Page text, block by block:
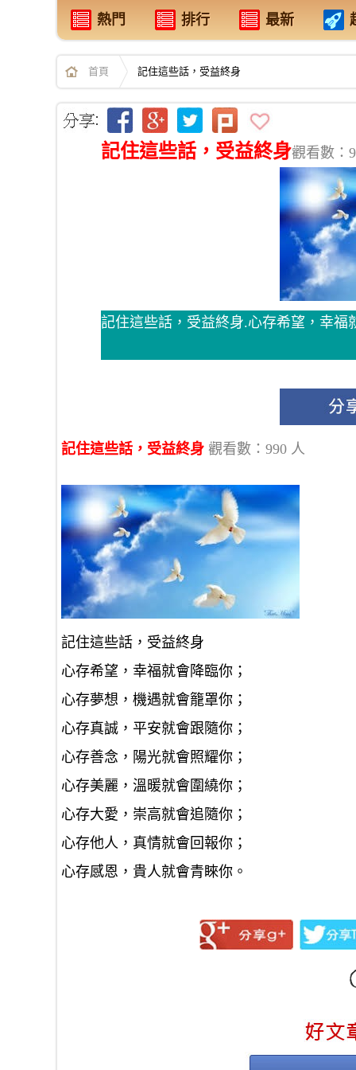
熱門 排行 最新
首頁 記住這些話，受益終身
記住這些話，受益終身觀看數：
記住這些話，受益終身.心存希望，幸
記住這些話，受益終身 觀看數：990 人
記住這些話，受益終身
心存希望，幸福就會降臨你；
心存夢想，機遇就會籠罩你；
心存真誠，平安就會跟隨你；
心存善念，陽光就會照耀你；
心存美麗，溫暖就會圍繞你；
心存大愛，崇高就會追隨你；
心存他人，真情就會回報你；
心存感恩，貴人就會青睞你。